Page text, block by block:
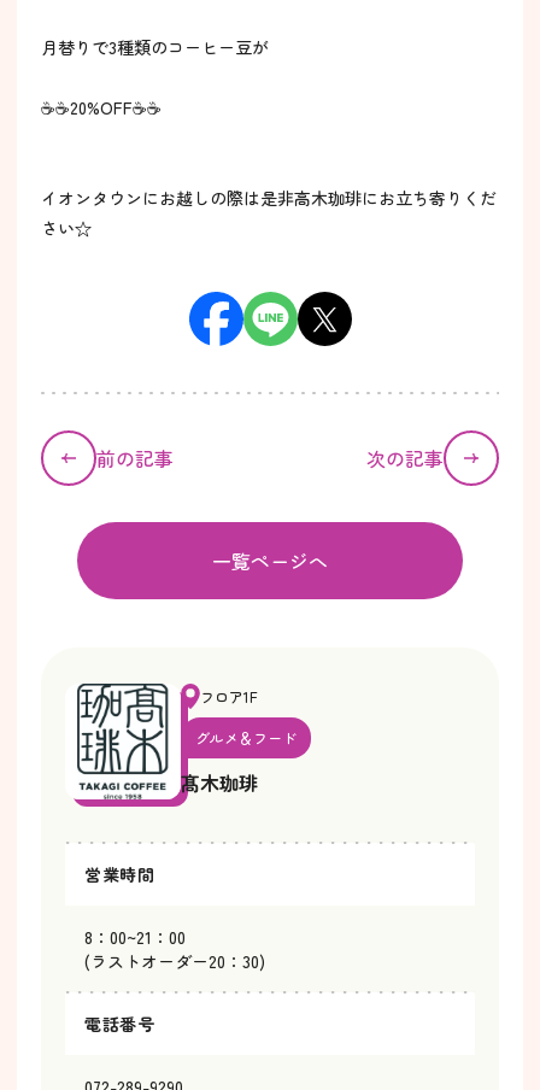
月替りで3種類のコーヒー豆が
☕️☕️20%OFF☕️☕️
イオンタウンにお越しの際は是非高木珈琲にお立ち寄りくだ
さい☆
前の記事 次の記事
一覧ページへ
フロア1F
グルメ＆フード
髙木珈琲
営業時間
8：00~21：00
(ラストオーダー20：30)
電話番号